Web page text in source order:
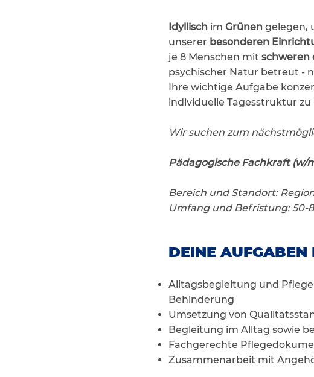
Idyllisch im Grünen gelegen,
unserer besonderen
je 8 Menschen mit schweren
psychischer Natur betreut -
Ihre wichtige Aufgabe
individuelle Tagesstruktur zu
Wir suchen zum
Pädagogische Fachkraft (w/
Bereich und Standort:
Umfang und Befristung: 50-
DEINE AUFGABEN
Alltagsbegleitung und
Behinderung
Umsetzung von
Begleitung im Alltag sowie
Fachgerechte
Zusammenarbeit mit